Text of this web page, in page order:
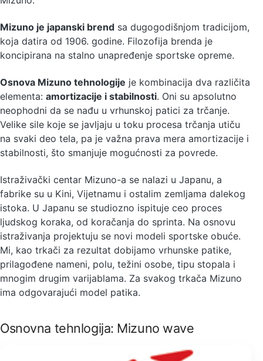
Mizuno je japanski brend sa dugogodišnjom tradicijom,
koja datira od 1906. godine. Filozofija brenda je
koncipirana na stalno unapređenje sportske opreme.
Osnova Mizuno tehnologije je kombinacija dva različita
elementa: amortizacije i stabilnosti. Oni su apsolutno
neophodni da se nađu u vrhunskoj patici za trčanje.
Velike sile koje se javljaju u toku procesa trčanja utiču
na svaki deo tela, pa je važna prava mera amortizacije i
stabilnosti, što smanjuje mogućnosti za povrede.
Istraživački centar Mizuno-a se nalazi u Japanu, a
fabrike su u Kini, Vijetnamu i ostalim zemljama dalekog
istoka. U Japanu se studiozno ispituje ceo proces
ljudskog koraka, od koračanja do sprinta. Na osnovu
istraživanja projektuju se novi modeli sportske obuće.
Mi, kao trkači za rezultat dobijamo vrhunske patike,
prilagođene nameni, polu, težini osobe, tipu stopala i
mnogim drugim varijablama. Za svakog trkača Mizuno
ima odgovarajući model patika.
Osnovna tehnlogija: Mizuno wave